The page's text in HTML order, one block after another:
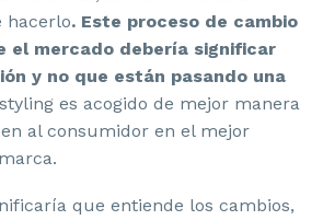
hacerlo. Este proceso de cambio
el mercado debería significar
y no que están pasando una
es acogido de mejor manera
al consumidor en el mejor
que entiende los cambios,